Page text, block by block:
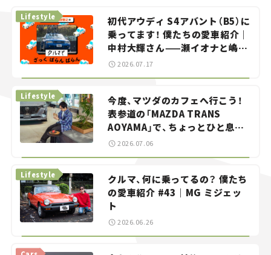
初代アウディ S4アバント（B5）に
乗ってます！ 僕たちの愛車紹介｜
中村大輝さん——瀬イオナと嶋田
智之の「クルマでざっくばらんば
Lifestyle
2026.07.17
今度、マツダのカフェへ行こう！
表参道の「MAZDA TRANS
AOYAMA」で、ちょっとひと息。
——連載｜CCGとクルマでどうす
Lifestyle
2026.07.06
クルマ、何に乗ってるの？ 僕たち
の愛車紹介 #43｜MG ミジェッ
ト
Lifestyle
2026.06.26